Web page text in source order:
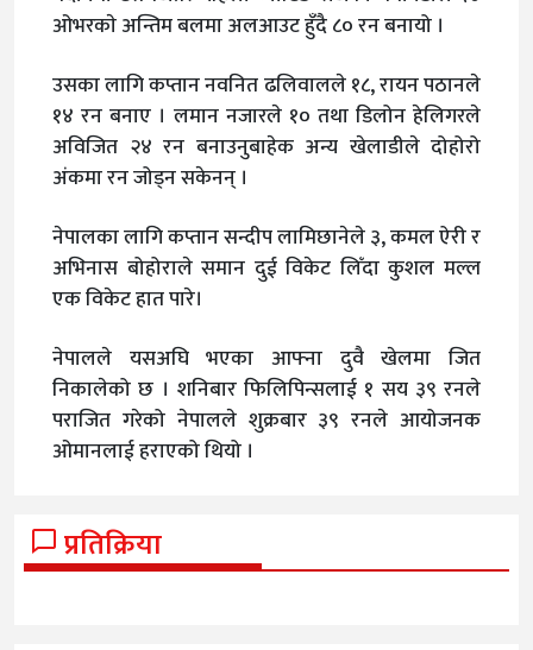
ओभरकाे अन्तिम बलमा अलआउट हुँदै ८० रन बनायो ।
उसका लागि कप्तान नवनित ढलिवालले १८, रायन पठानले
१४ रन बनाए । लमान नजारले १० तथा डिलोन हेलिगरले
अविजित २४ रन बनाउनुबाहेक अन्य खेलाडीले दोहोरो
अंकमा रन जोड्न सकेनन् ।
नेपालका लागि कप्तान सन्दीप लामिछानेले ३, कमल ऐरी र
अभिनास बोहोराले समान दुई विकेट लिँदा कुशल मल्ल
एक विकेट हात पारे।
नेपालले यसअघि भएका आफ्ना दुवै खेलमा जित
निकालेको छ । शनिबार फिलिपिन्सलाई १ सय ३९ रनले
पराजित गरेको नेपालले शुक्रबार ३९ रनले आयोजनक
ओमानलाई हराएको थियो ।
प्रतिक्रिया